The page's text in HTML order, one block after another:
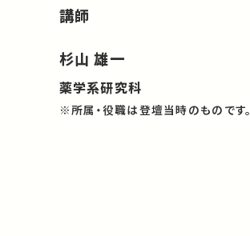
講師
杉山 雄一
薬学系研究科
※所属・役職は登壇当時のものです。